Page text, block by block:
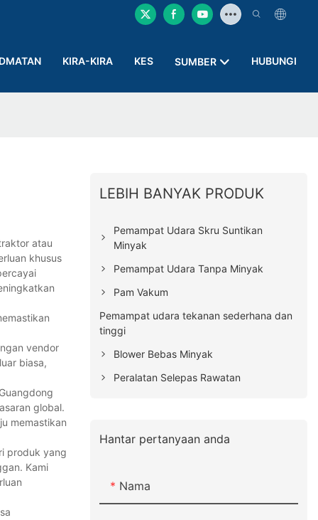
KIRA-KIRA KES SUMBER HUBUNGI
atau
khusus
vendor
biasa,
global.
memastikan
produk yang
Kami
LEBIH BANYAK PRODUK
Pemampat Udara Skru Suntikan
Minyak
Pemampat Udara Tanpa Minyak
Pam Vakum
Pemampat udara tekanan sederhana dan
tinggi
Blower Bebas Minyak
Peralatan Selepas Rawatan
Hantar pertanyaan anda
Nama